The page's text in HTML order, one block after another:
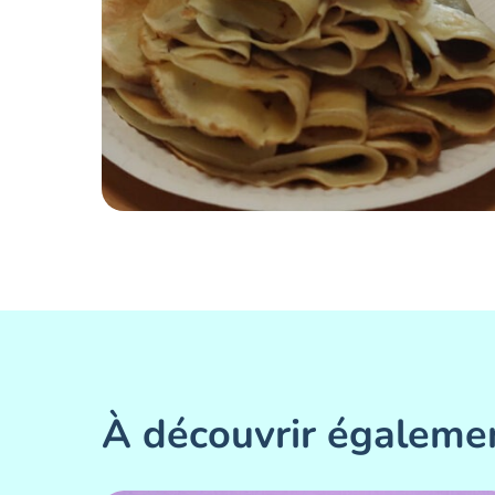
À découvrir